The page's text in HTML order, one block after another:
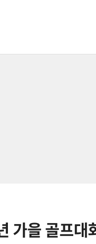
가을 골프대